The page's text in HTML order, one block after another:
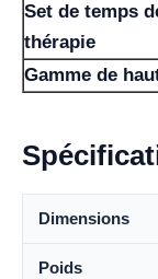
Set de temps
thérapie
Gamme de
Dimensions
Poids